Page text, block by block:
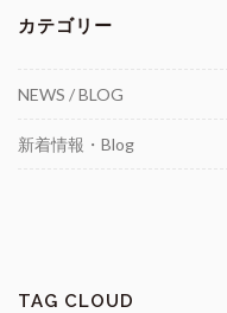
カテゴリー
NEWS / BLOG
新着情報・Blog
TAG CLOUD